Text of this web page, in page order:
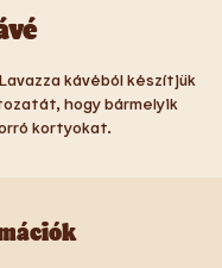
kávéból készítjük
hogy bármelyik
kortyokat.